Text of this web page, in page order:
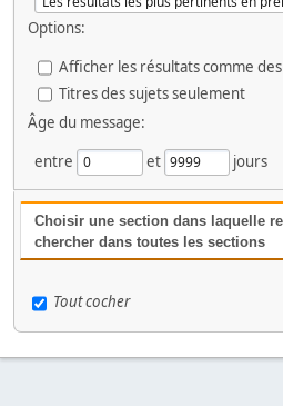
Options:
Afficher les résultats comme
Titres des sujets seulement
Âge du message:
entre
et jours
Choisir une section dans laquelle
chercher dans toutes les sections
Tout cocher